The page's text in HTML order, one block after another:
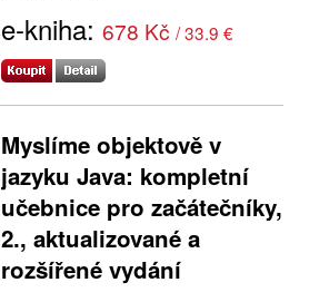
e-kniha: 678 Kč / 33.9 €
Myslíme objektově v
jazyku Java: kompletní
učebnice pro začátečníky,
2., aktualizované a
rozšířené vydání